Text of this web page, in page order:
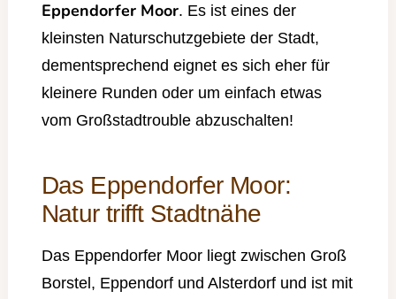
Eppendorfer Moor. Es ist eines der
kleinsten Naturschutzgebiete der Stadt,
dementsprechend eignet es sich eher für
kleinere Runden oder um einfach etwas
vom Großstadtrouble abzuschalten!
Das Eppendorfer Moor:
Natur trifft Stadtnähe
Das Eppendorfer Moor liegt zwischen Groß
Borstel, Eppendorf und Alsterdorf und ist mit